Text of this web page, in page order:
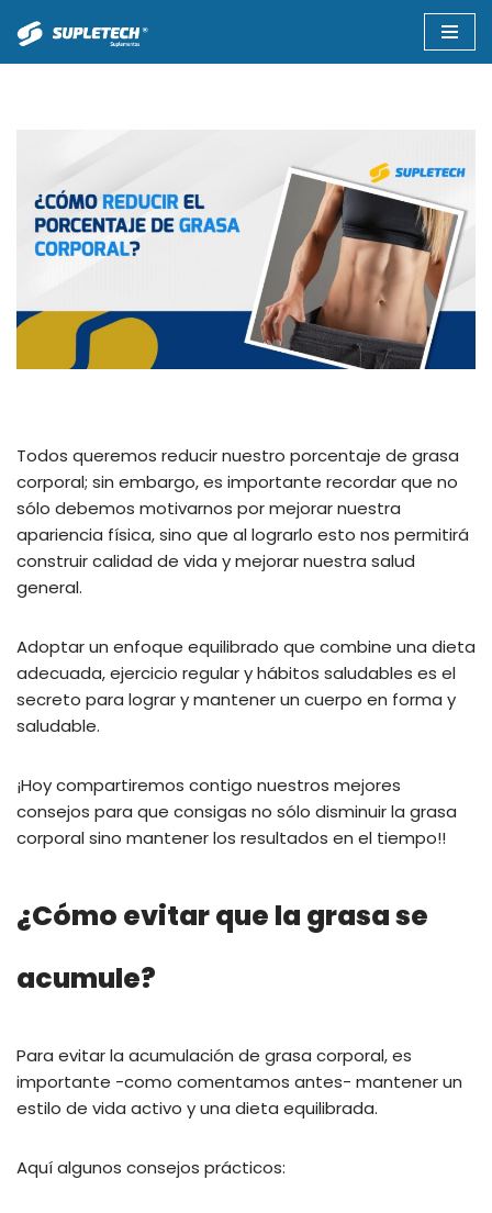
Saltar
Todos queremos reducir nuestro porcentaje de grasa
corporal; sin embargo, es importante recordar que no
sólo debemos motivarnos por mejorar nuestra
apariencia física, sino que al lograrlo esto nos permitirá
construir calidad de vida y mejorar nuestra salud
general.
Adoptar un enfoque equilibrado que combine una dieta
adecuada, ejercicio regular y hábitos saludables es el
secreto para lograr y mantener un cuerpo en forma y
saludable.
¡Hoy compartiremos contigo nuestros mejores
consejos para que consigas no sólo disminuir la grasa
corporal sino mantener los resultados en el tiempo!!
¿Cómo evitar que la grasa se
acumule?
Para evitar la acumulación de grasa corporal, es
importante -como comentamos antes- mantener un
estilo de vida activo y una dieta equilibrada.
Aquí algunos consejos prácticos: